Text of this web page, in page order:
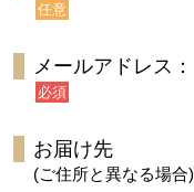
任意
メールアドレス：
必須
お届け先
(ご住所と異なる場合)